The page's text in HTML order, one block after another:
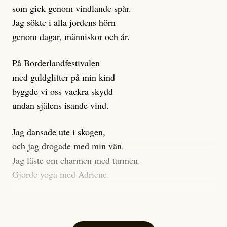
Journalistiken är låst. En klatschig men korrekt rubrik
gör förhoppningsvis att en nyfiken beställer
prenumeration, men den avslutas sekunder senare om
dessa granskningar på olika källor, alltifrån domar till
en mängd intervjupersoner, inklusive generös
möjlighet att bemöta för såväl personen vars motiv att
engagera sig i Palestinarörelsen ifrågasätts som de
grupper där Säpo-resursen samlade in uppgifter.
Researchen är grundlig.
Möjligen är det egentligen inte journalistikens metod
som stör?
artiklarna ”inte är bra för” och ”skapar betydligt mer
som gick genom vindlande spår.
Jag sökte i alla jordens hörn
genom dagar, människor och år.
På Borderlandfestivalen
med guldglitter på min kind
byggde vi oss vackra skydd
undan själens isande vind.
Jag dansade ute i skogen,
och jag drogade med min vän.
Jag läste om charmen med tarmen.
Gjorde yoga med Adriene.